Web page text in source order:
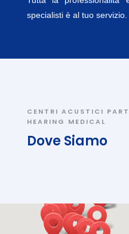
specialisti è al tuo servizio.
CENTRI ACUSTICI
HEARING MEDICAL
Dove Siamo